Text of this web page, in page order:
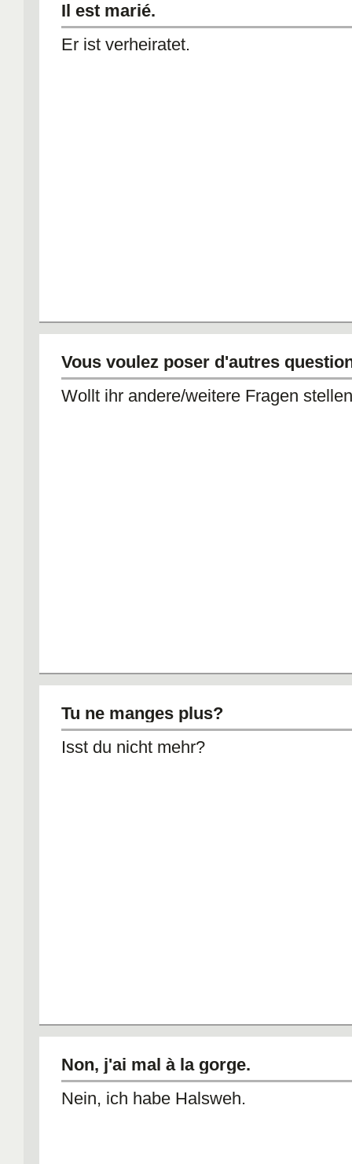
Il est marié.
Er ist verheiratet.
Vous voulez poser d'autres
Wollt ihr andere/weitere Fragen
Tu ne manges plus?
Isst du nicht mehr?
Non, j'ai mal à la gorge.
Nein, ich habe Halsweh.